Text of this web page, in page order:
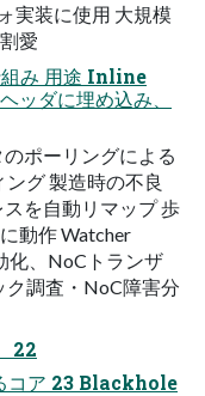
実装に使⽤ 大規模
愛
組み 用途 Inline
ダに埋め込み、
ポーリングによる
グ 製造時の不良
を自動リマップ 歩
動作 Watcher
化、NoCトランザ
ク調査・NoC障害分
22
コア 23 Blackhole